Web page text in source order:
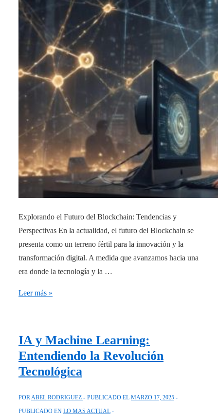
Explorando el Futuro del Blockchain: Tendencias y
Perspectivas En la actualidad, el futuro del Blockchain se
presenta como un terreno fértil para la innovación y la
transformación digital. A medida que avanzamos hacia una
era donde la tecnología y la …
Explorando
Blockchain:
Tendencias
y
Leer más »
IA y Machine Learning:
Entendiendo la Revolución
Tecnológica
PORABEL RODRIGUEZ PUBLICADO EL MARZO 17, 2025
PUBLICADO EN LO MAS ACTUAL